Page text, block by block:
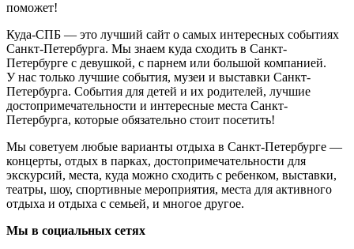
поможет!
Куда-СПБ — это лучший сайт о самых интересных событиях
Санкт-Петербурга. Мы знаем куда сходить в Санкт-
Петербурге с девушкой, с парнем или большой компанией.
У нас только лучшие события, музеи и выставки Санкт-
Петербурга. События для детей и их родителей, лучшие
достопримечательности и интересные места Санкт-
Петербурга, которые обязательно стоит посетить!
Мы советуем любые варианты отдыха в Санкт-Петербурге —
концерты, отдых в парках, достопримечательности для
экскурсий, места, куда можно сходить с ребенком, выставки,
театры, шоу, спортивные мероприятия, места для активного
отдыха и отдыха с семьей, и многое другое.
Мы в социальных сетях